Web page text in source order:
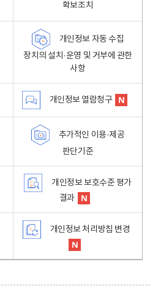
확보조치
개인정보 자동 수집
장치의 설치·운영 및 거부에 관한
사항
개인정보 열람청구
추가적인 이용·제공
판단기준
개인정보 보호수준 평가
결과
개인정보 처리방침 변경